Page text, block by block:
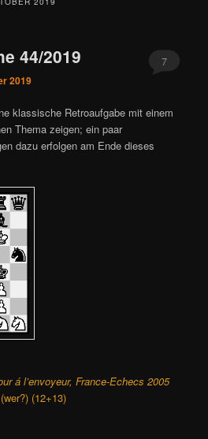
44/2019
2019
7
klassische Retroaufgabe mit einem
Thema zeigen; ein paar
dazu erfolgen am Ende dieses
á l’envoyeur, France-Echecs 2005
(12+13)